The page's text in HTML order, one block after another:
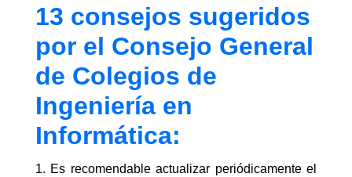
13 consejos sugeridos
por el Consejo General
de Colegios de
Ingeniería en
Informática:
1. Es recomendable actualizar periódicamente el